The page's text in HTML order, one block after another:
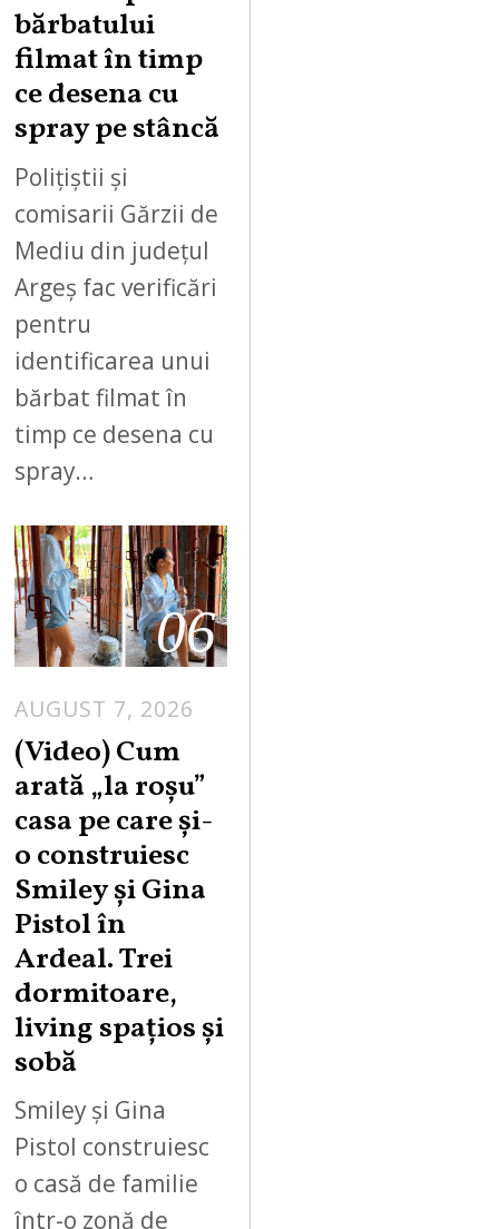
bărbatului
filmat în timp
ce desena cu
spray pe stâncă
Polițiștii și
comisarii Gărzii de
Mediu din județul
Argeș fac verificări
pentru
identificarea unui
bărbat filmat în
timp ce desena cu
spray…
06
AUGUST 7, 2026
(Video) Cum
arată „la roşu”
casa pe care şi-
o construiesc
Smiley şi Gina
Pistol în
Ardeal. Trei
dormitoare,
living spațios și
sobă
Smiley și Gina
Pistol construiesc
o casă de familie
într-o zonă de